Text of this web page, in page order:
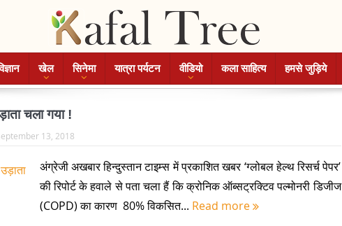
खेल सिनेमा यात्रा पर्यटन वीडियो कला साहित्य हमसे जुड़िये
चला गया !
13, 2018
अंग्रेजी अखबार हिन्दुस्तान टाइम्स में प्रकाशित खबर ‘ग्लोबल हेल्थ रिसर्च पेपर’
की रिपोर्ट के हवाले से पता चला हैं कि क्रोनिक ऑब्सट्रक्टिव पल्मोनरी डिजीज
(COPD) का कारण 80% विकसित... Read more